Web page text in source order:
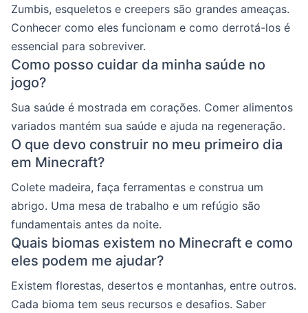
Zumbis, esqueletos e creepers são grandes ameaças.
Conhecer como eles funcionam e como derrotá-los é
essencial para sobreviver.
Como posso cuidar da minha saúde no
jogo?
Sua saúde é mostrada em corações. Comer alimentos
variados mantém sua saúde e ajuda na regeneração.
O que devo construir no meu primeiro dia
em Minecraft?
Colete madeira, faça ferramentas e construa um
abrigo. Uma mesa de trabalho e um refúgio são
fundamentais antes da noite.
Quais biomas existem no Minecraft e como
eles podem me ajudar?
Existem florestas, desertos e montanhas, entre outros.
Cada bioma tem seus recursos e desafios. Saber